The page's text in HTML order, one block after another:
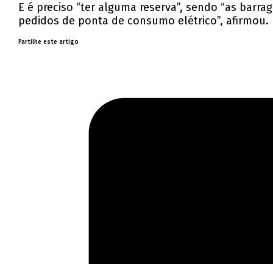
E é preciso “ter alguma reserva”, sendo “as
pedidos de ponta de consumo elétrico”, afirmou.
Partilhe este artigo